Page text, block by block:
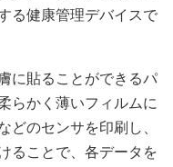
る健康管理デバイスで
に貼ることができるパ
らかく薄いフィルムに
どのセンサを印刷し、
ることで、各データを